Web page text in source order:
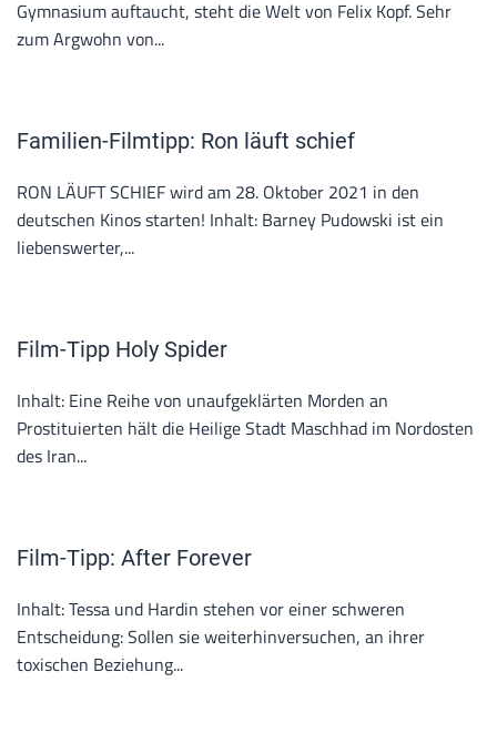
Gymnasium auftaucht, steht die Welt von Felix Kopf. Sehr
zum Argwohn von...
Familien-Filmtipp: Ron läuft schief
RON LÄUFT SCHIEF wird am 28. Oktober 2021 in den
deutschen Kinos starten! Inhalt: Barney Pudowski ist ein
liebenswerter,...
Film-Tipp Holy Spider
Inhalt: Eine Reihe von unaufgeklärten Morden an
Prostituierten hält die Heilige Stadt Maschhad im Nordosten
des Iran...
Film-Tipp: After Forever
Inhalt: Tessa und Hardin stehen vor einer schweren
Entscheidung: Sollen sie weiterhinversuchen, an ihrer
toxischen Beziehung...